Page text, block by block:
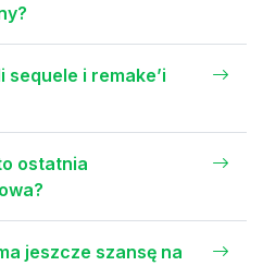
i remake’i
ostatnia
jeszcze szansę na